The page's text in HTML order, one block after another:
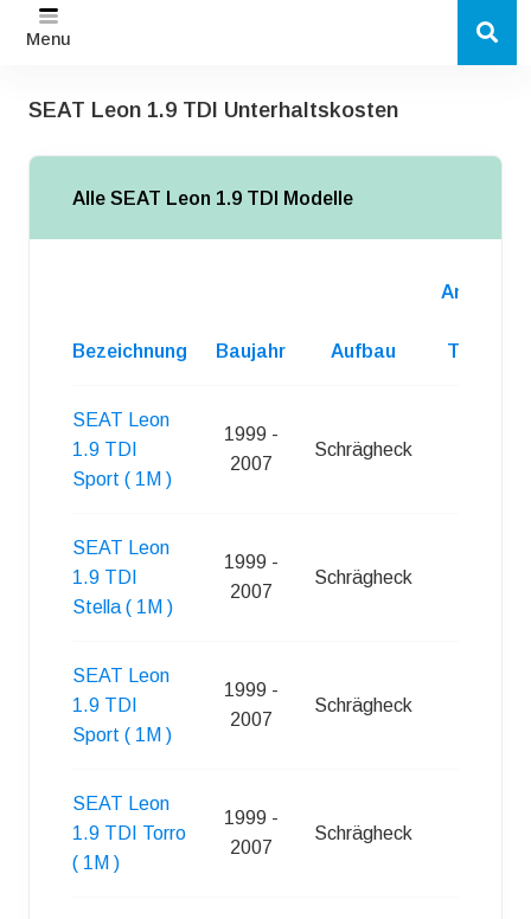
Menu
SEAT Leon 1.9 TDI Unterhaltskosten
Alle SEAT Leon 1.9 TDI Modelle
Bezeichnung Baujahr Aufbau
Anzahl
Turen
SEAT Leon
1.9 TDI
Sport ( 1M )
1999 -
2007
Schrägheck
SEAT Leon
1.9 TDI
Stella ( 1M )
1999 -
2007
Schrägheck
SEAT Leon
1.9 TDI
Sport ( 1M )
1999 -
2007
Schrägheck
SEAT Leon
1.9 TDI Torro
( 1M )
1999 -
2007
Schrägheck